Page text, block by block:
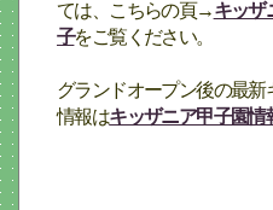
ては、こちらの頁→キッザ
子をご覧ください。
グランドオープン後の最
情報はキッザニア甲子園情